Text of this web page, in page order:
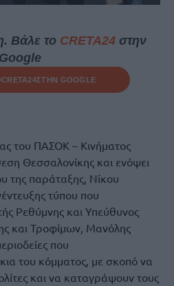
Βάλε το CRETA24στην
Google
CRETA24ΣΤΗΝ GOOGLE
του ΠΑΣΟΚ – Κινήματος
Θεσσαλονίκης και ενόψει
της παράταξης, Νίκου
τύπου που
Ρεθύμνης και Υπεύθυνος
και Τροφίμων, Μανόλης
που
του κόμματος, με σκοπό να
και να καταγράψουν τους